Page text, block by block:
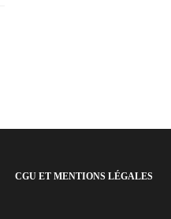
CGU ET MENTIONS LÉGALES